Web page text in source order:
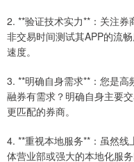
2. **验证技术实力**：关注
非交易时间测试其APP的流
速度。
3. **明确自身需求**：您是
融券有需求？明确自身主要
更匹配的券商。
4. **重视本地服务**：虽然
体营业部或强大的本地化服